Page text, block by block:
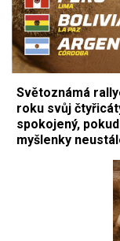
Světoznámá
roku svůj
spokojený,
myšlenky